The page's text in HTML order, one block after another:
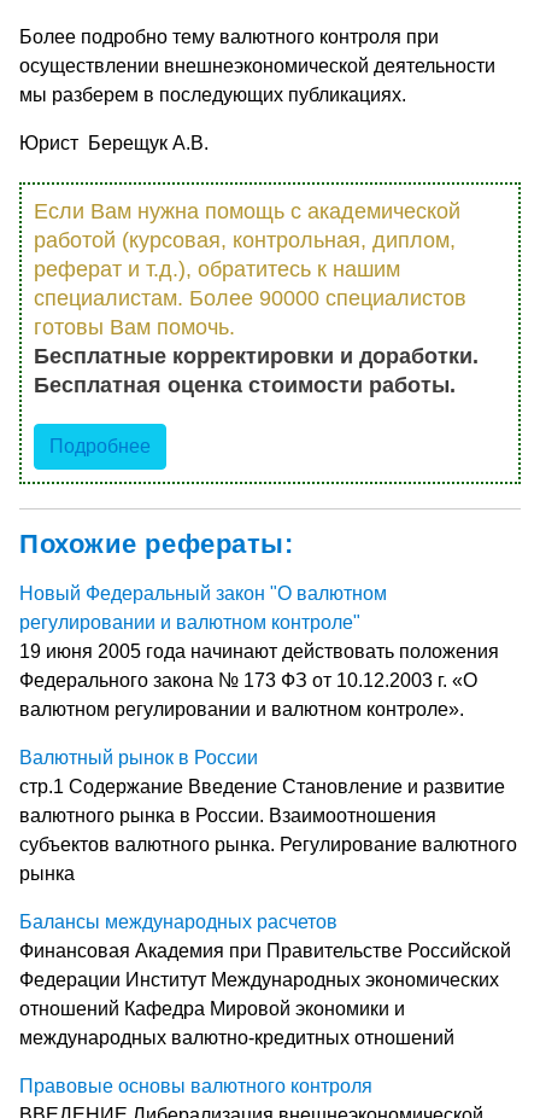
Более подробно тему валютного контроля при
осуществлении внешнеэкономической деятельности
мы разберем в последующих публикациях.
Юрист Берещук А.В.
Если Вам нужна помощь с академической
работой (курсовая, контрольная, диплом,
реферат и т.д.), обратитесь к нашим
специалистам. Более 90000 специалистов
готовы Вам помочь.
Бесплатные корректировки и доработки.
Бесплатная оценка стоимости работы.
Подробнее
Похожие рефераты:
Новый Федеральный закон "О валютном
регулировании и валютном контроле"
19 июня 2005 года начинают действовать положения
Федерального закона № 173 ФЗ от 10.12.2003 г. «О
валютном регулировании и валютном контроле».
Валютный рынок в России
стр.1 Содержание Введение Становление и развитие
валютного рынка в России. Взаимоотношения
субъектов валютного рынка. Регулирование валютного
рынка
Балансы международных расчетов
Финансовая Академия при Правительстве Российской
Федерации Институт Международных экономических
отношений Кафедра Мировой экономики и
международных валютно-кредитных отношений
Правовые основы валютного контроля